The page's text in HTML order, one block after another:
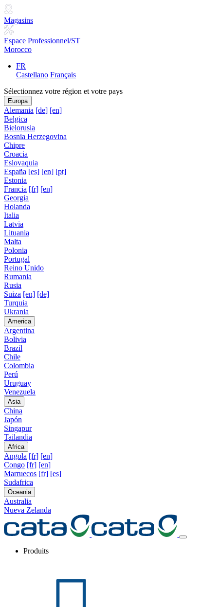
Magasins
Espace Professionnel/ST
Morocco
FR
Castellano Français
Sélectionnez votre région et votre pays
Europa
Alemania [de] [en]
Belgica
Bielorusia
Bosnia Herzegovina
Chipre
Croacia
Eslovaquia
España [es] [en] [pt]
Estonia
Francia [fr] [en]
Georgia
Holanda
Italia
Latvia
Lituania
Malta
Polonia
Portugal
Reino Unido
Rumania
Rusia
Suiza [en] [de]
Turquia
Ukrania
America
Argentina
Bolivia
Brazil
Chile
Colombia
Perú
Uruguay
Venezuela
Asia
China
Japón
Singapur
Tailandia
Africa
Angola [fr] [en]
Congo [fr] [en]
Marruecos [fr] [es]
Sudafrica
Oceania
Australia
Nueva Zelanda
Produits